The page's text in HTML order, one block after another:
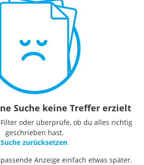
Suche keine Treffer erzielt
oder überprüfe, ob du alles richtig
geschrieben hast.
Suche zurücksetzen
Anzeige einfach etwas später.